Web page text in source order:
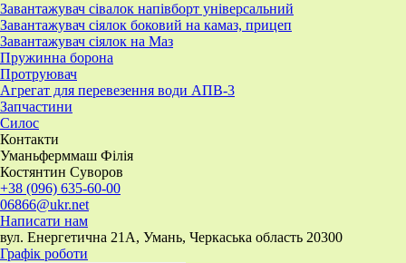
Завантажувач сівалок напівборт універсальний
Завантажувач сіялок боковий на камаз, прицеп
Завантажувач сіялок на Маз
Пружинна борона
Протруювач
Агрегат для перевезення води АПВ-3
Запчастини
Силос
Контакти
Уманьферммаш Філія
Костянтин Суворов
+38 (096) 635-60-00
06866@ukr.net
Написати нам
вул. Енергетична 21А, Умань, Черкаська область 20300
Графік роботи